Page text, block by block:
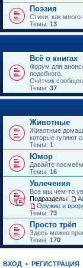
е
н
и
ю
Поэзия
Стихи, как много
Темы: 13
Всё о книгах
Форум для
подобного.
Счётчик
Темы: 37
Животные
Животные
которые гуляют
Темы: 1
Юмор
Давайте
Темы: 16
Увлечения
Все мы чем-то
Подразделы:
Темы: 73
Просто трёп
Здесь можно
Темы: 170
ВХОД • РЕГИСТРАЦИЯ